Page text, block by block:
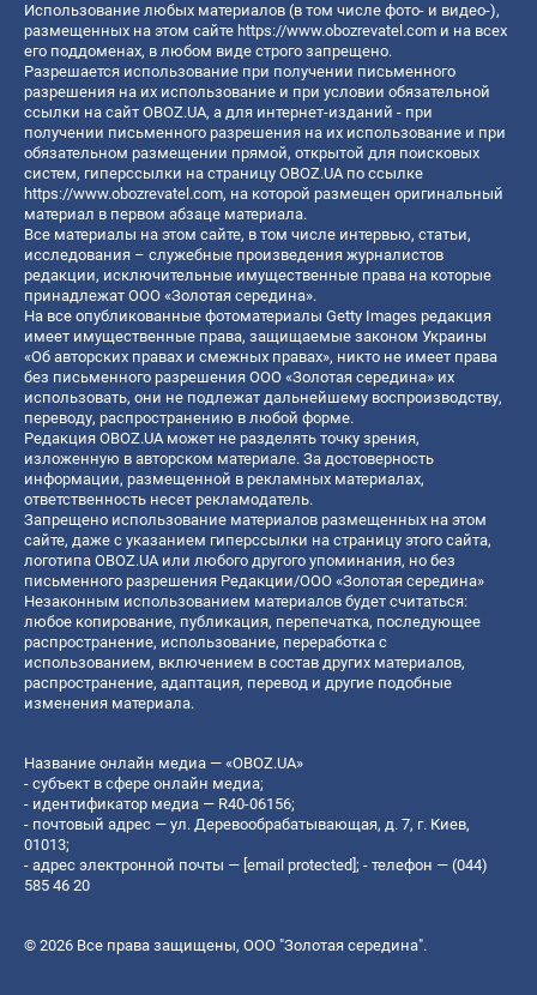
Использование любых материалов (в том числе фото- и видео-),
размещенных на этом сайте https://www.obozrevatel.com и на всех
его поддоменах, в любом виде строго запрещено.
Разрешается использование при получении письменного
разрешения на их использование и при условии обязательной
ссылки на сайт OBOZ.UA, а для интернет-изданий - при
получении письменного разрешения на их использование и при
обязательном размещении прямой, открытой для поисковых
систем, гиперссылки на страницу OBOZ.UA по ссылке
https://www.obozrevatel.com, на которой размещен оригинальный
материал в первом абзаце материала.
Все материалы на этом сайте, в том числе интервью, статьи,
исследования – служебные произведения журналистов
редакции, исключительные имущественные права на которые
принадлежат ООО «Золотая середина».
На все опубликованные фотоматериалы Getty Images редакция
имеет имущественные права, защищаемые законом Украины
«Об авторских правах и смежных правах», никто не имеет права
без письменного разрешения ООО «Золотая середина» их
использовать, они не подлежат дальнейшему воспроизводству,
переводу, распространению в любой форме.
Редакция OBOZ.UA может не разделять точку зрения,
изложенную в авторском материале. За достоверность
информации, размещенной в рекламных материалах,
ответственность несет рекламодатель.
Запрещено использование материалов размещенных на этом
сайте, даже с указанием гиперссылки на страницу этого сайта,
логотипа OBOZ.UA или любого другого упоминания, но без
письменного разрешения Редакции/ООО «Золотая середина»
Незаконным использованием материалов будет считаться:
любое копирование, публикация, перепечатка, последующее
распространение, использование, переработка с
использованием, включением в состав других материалов,
распространение, адаптация, перевод и другие подобные
изменения материала.
Название онлайн медиа — «OBOZ.UA»
- субъект в сфере онлайн медиа;
- идентификатор медиа — R40-06156;
- почтовый адрес — ул. Деревообрабатывающая, д. 7, г. Киев,
01013;
- адрес электронной почты — [email protected] ; - телефон — (044)
585 46 20
© 2026 Все права защищены, ООО "Золотая середина".